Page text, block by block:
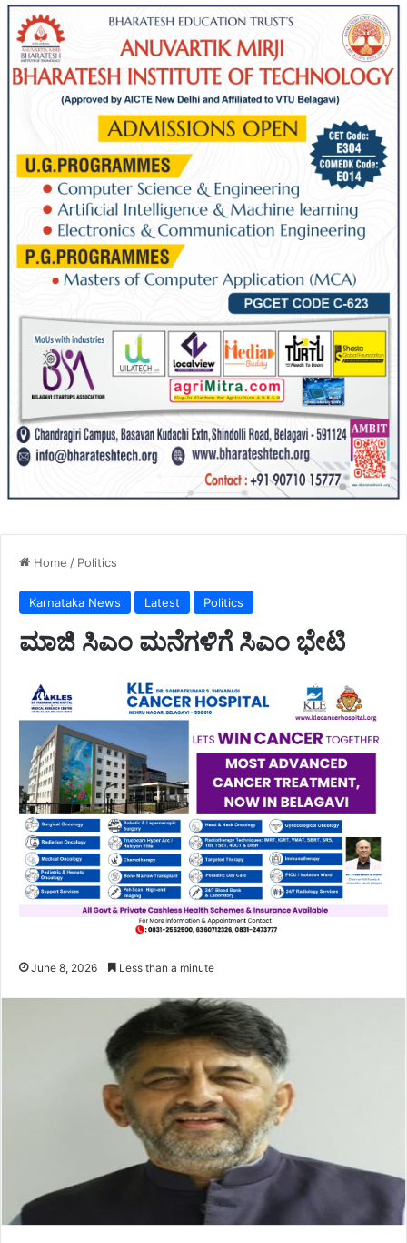
Home / Politics
Karnataka News Latest Politics
ಮಾಜಿ ಸಿಎಂ ಮನೆಗಳಿಗೆ ಸಿಎಂ ಭೇಟಿ
June 8, 2026 Less than a minute